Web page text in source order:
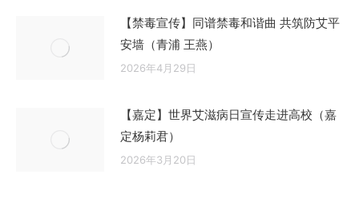
【禁毒宣传】同谱禁毒和谐曲 共筑防艾平
安墙（青浦 王燕）
2026年4月29日
【嘉定】世界艾滋病日宣传走进高校（嘉
定杨莉君）
2026年3月20日